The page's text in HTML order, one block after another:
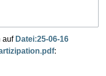
auf Datei:25-06-16
: